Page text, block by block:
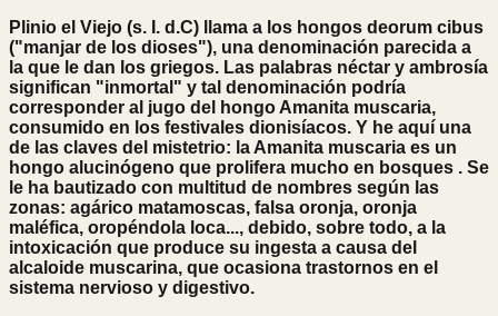
Plinio el Viejo (s. I. d.C) llama a los hongos deorum cibus
("manjar de los dioses"), una denominación parecida a
la que le dan los griegos. Las palabras néctar y ambrosía
significan "inmortal" y tal denominación podría
corresponder al jugo del hongo Amanita muscaria,
consumido en los festivales dionisíacos. Y he aquí una
de las claves del mistetrio: la Amanita muscaria es un
hongo alucinógeno que prolifera mucho en bosques . Se
le ha bautizado con multitud de nombres según las
zonas: agárico matamoscas, falsa oronja, oronja
maléfica, oropéndola loca..., debido, sobre todo, a la
intoxicación que produce su ingesta a causa del
alcaloide muscarina, que ocasiona trastornos en el
sistema nervioso y digestivo.